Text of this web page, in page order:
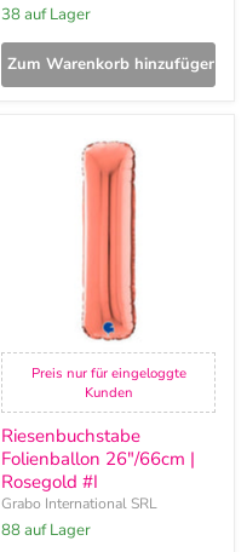
38 auf Lager
Zum Warenkorb hinzufügen
Riesenbuchstabe
Folienballon
Preis nur für eingeloggte
Kunden
Riesenbuchstabe
Folienballon 26"/66cm |
Rosegold #I
Grabo International SRL
88 auf Lager